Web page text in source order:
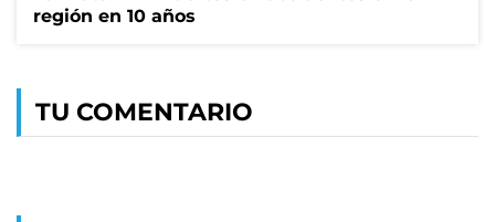
región en 10 años
TU COMENTARIO